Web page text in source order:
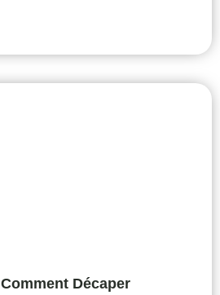
Décaper